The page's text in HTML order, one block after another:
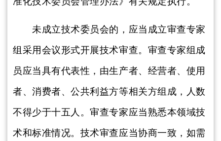
未成立技术委员会的，应当成立审查专家
组采用会议形式开展技术审查。审查专家组成
员应当具有代表性，由生产者、经营者、使用
者、消费者、公共利益方等相关方组成，人数
不得少于十五人。审查专家应当熟悉本领域技
术和标准情况。技术审查应当协商一致，如需